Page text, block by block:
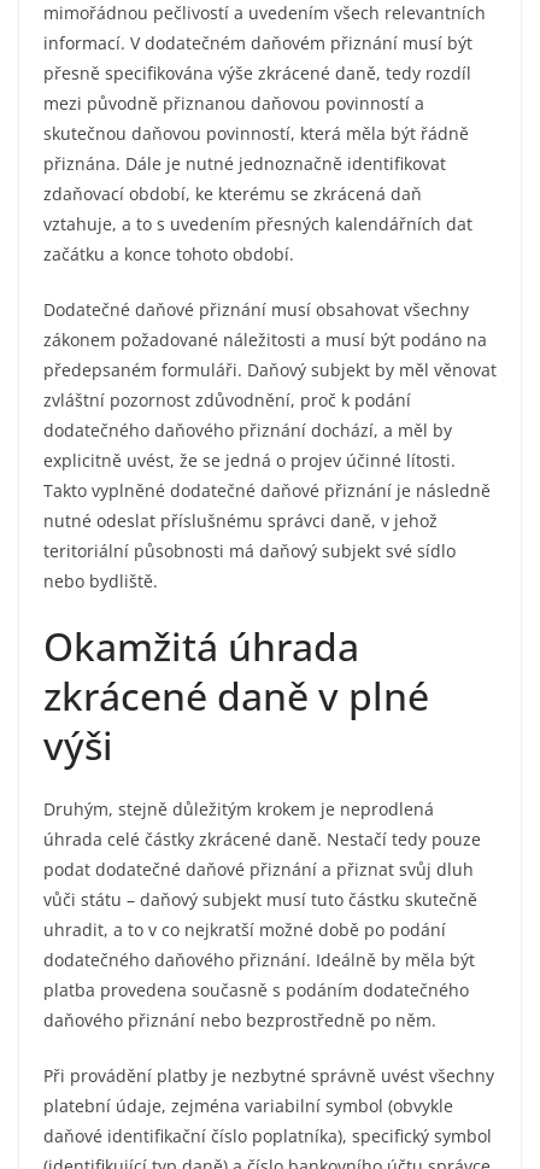
mimořádnou pečlivostí a uvedením všech relevantních
informací. V dodatečném daňovém přiznání musí být
přesně specifikována výše zkrácené daně, tedy rozdíl
mezi původně přiznanou daňovou povinností a
skutečnou daňovou povinností, která měla být řádně
přiznána. Dále je nutné jednoznačně identifikovat
zdaňovací období, ke kterému se zkrácená daň
vztahuje, a to s uvedením přesných kalendářních dat
začátku a konce tohoto období.
Dodatečné daňové přiznání musí obsahovat všechny
zákonem požadované náležitosti a musí být podáno na
předepsaném formuláři. Daňový subjekt by měl věnovat
zvláštní pozornost zdůvodnění, proč k podání
dodatečného daňového přiznání dochází, a měl by
explicitně uvést, že se jedná o projev účinné lítosti.
Takto vyplněné dodatečné daňové přiznání je následně
nutné odeslat příslušnému správci daně, v jehož
teritoriální působnosti má daňový subjekt své sídlo
nebo bydliště.
Okamžitá úhrada
zkrácené daně v plné
výši
Druhým, stejně důležitým krokem je neprodlená
úhrada celé částky zkrácené daně. Nestačí tedy pouze
podat dodatečné daňové přiznání a přiznat svůj dluh
vůči státu – daňový subjekt musí tuto částku skutečně
uhradit, a to v co nejkratší možné době po podání
dodatečného daňového přiznání. Ideálně by měla být
platba provedena současně s podáním dodatečného
daňového přiznání nebo bezprostředně po něm.
Při provádění platby je nezbytné správně uvést všechny
platební údaje, zejména variabilní symbol (obvykle
daňové identifikační číslo poplatníka), specifický symbol